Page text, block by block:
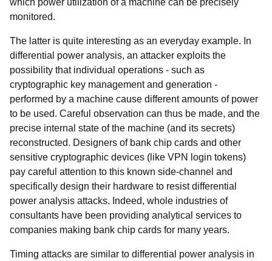
which power utilization of a machine can be precisely
monitored.
The latter is quite interesting as an everyday example. In
differential power analysis, an attacker exploits the
possibility that individual operations - such as
cryptographic key management and generation -
performed by a machine cause different amounts of power
to be used. Careful observation can thus be made, and the
precise internal state of the machine (and its secrets)
reconstructed. Designers of bank chip cards and other
sensitive cryptographic devices (like VPN login tokens)
pay careful attention to this known side-channel and
specifically design their hardware to resist differential
power analysis attacks. Indeed, whole industries of
consultants have been providing analytical services to
companies making bank chip cards for many years.
Timing attacks are similar to differential power analysis in